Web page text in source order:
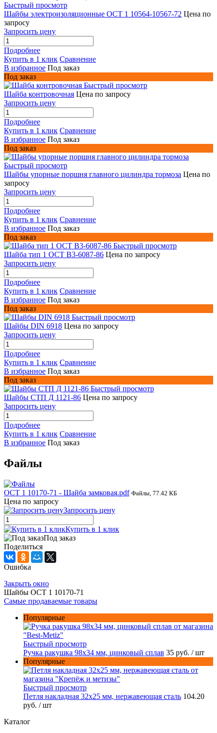
Быстрый просмотр
Шайбы электроизоляционные ОСТ 1 10564-10567-72 Цена по
запросу
Запросить цену
Подробнее
Купить в 1 клик Сравнение
В избранное Под заказ
Под заказ
Быстрый просмотр
Шайба контровочная Цена по запросу
Запросить цену
Подробнее
Купить в 1 клик Сравнение
В избранное Под заказ
Под заказ
Быстрый просмотр
Шайбы упорные поршня главного цилиндра тормоза Цена по
запросу
Запросить цену
Подробнее
Купить в 1 клик Сравнение
В избранное Под заказ
Под заказ
Быстрый просмотр
Шайба тип 1 ОСТ В3-6087-86 Цена по запросу
Запросить цену
Подробнее
Купить в 1 клик Сравнение
В избранное Под заказ
Под заказ
Быстрый просмотр
Шайбы DIN 6918 Цена по запросу
Запросить цену
Подробнее
Купить в 1 клик Сравнение
В избранное Под заказ
Под заказ
Быстрый просмотр
Шайбы СТП Д 1121-86 Цена по запросу
Запросить цену
Подробнее
Купить в 1 клик Сравнение
В избранное Под заказ
Файлы
ОСТ 1 10170-71 - Шайба замковая.pdf Файлы, 77.42 КБ
Цена по запросу
Запросить цену
Купить в 1 клик
Под заказ
Поделиться
Ошибка
Закрыть окно
Шайбы ОСТ 1 10170-71
Самые продаваемые товары
Популярные
Быстрый просмотр
Ручка ракушка 98x34 мм, цинковый сплав 35 руб. / шт
Популярные
Быстрый просмотр
Петля накладная 32х25 мм, нержавеющая сталь 104.20
руб. / шт
Каталог